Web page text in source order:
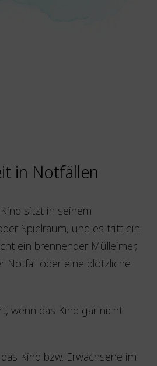
in Notfällen
sitzt in seinem
Spielraum, und es tritt ein
ein brennender Mülleimer,
Notfall oder eine plötzliche
wenn das Kind gar nicht
Kind bzw. Erwachsene im